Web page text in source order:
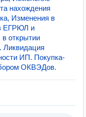
нахождения
Изменения в
ЕГРЮЛ и
открытии
Ликвидация
ИП. Покупка-
ОКВЭДов.